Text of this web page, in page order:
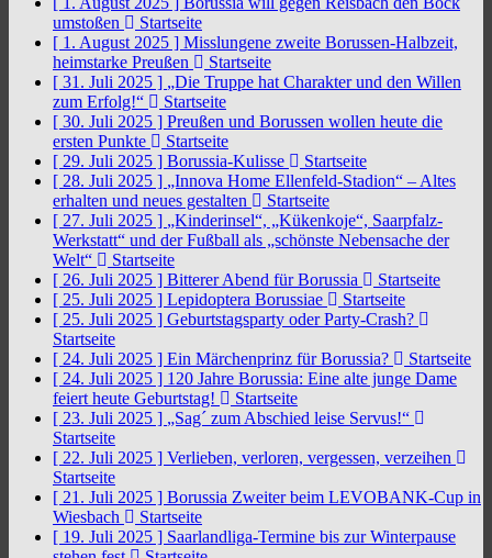
umstoßen
Startseite
[ 1. August 2025 ] Misslungene zweite Borussen-Halbzeit,
heimstarke Preußen
Startseite
[ 31. Juli 2025 ] „Die Truppe hat Charakter und den Willen
zum Erfolg!“
Startseite
[ 30. Juli 2025 ] Preußen und Borussen wollen heute die
ersten Punkte
Startseite
[ 29. Juli 2025 ] Borussia-Kulisse
Startseite
[ 28. Juli 2025 ] „Innova Home Ellenfeld-Stadion“ – Altes
erhalten und neues gestalten
Startseite
[ 27. Juli 2025 ] „Kinderinsel“, „Kükenkoje“, Saarpfalz-
Werkstatt“ und der Fußball als „schönste Nebensache der
Welt“
Startseite
[ 26. Juli 2025 ] Bitterer Abend für Borussia
Startseite
[ 25. Juli 2025 ] Lepidoptera Borussiae
Startseite
[ 25. Juli 2025 ] Geburtstagsparty oder Party-Crash?
Startseite
[ 24. Juli 2025 ] Ein Märchenprinz für Borussia?
Startseite
[ 24. Juli 2025 ] 120 Jahre Borussia: Eine alte junge Dame
feiert heute Geburtstag!
Startseite
[ 23. Juli 2025 ] „Sag´ zum Abschied leise Servus!“
Startseite
[ 22. Juli 2025 ] Verlieben, verloren, vergessen, verzeihen
Startseite
[ 21. Juli 2025 ] Borussia Zweiter beim LEVOBANK-Cup in
Wiesbach
Startseite
[ 19. Juli 2025 ] Saarlandliga-Termine bis zur Winterpause